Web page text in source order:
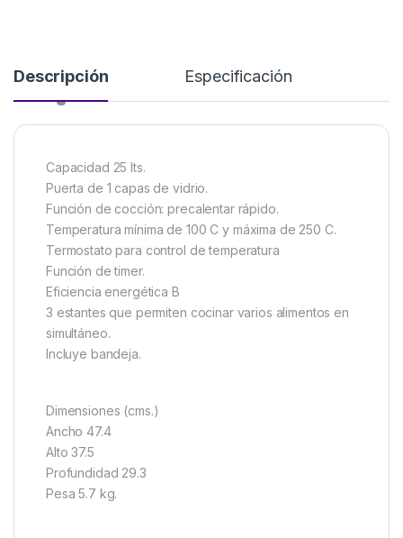
Descripción Especificación
Capacidad 25 lts.
Puerta de 1 capas de vidrio.
Función de cocción: precalentar rápido.
Temperatura mínima de 100 C y máxima de 250 C.
Termostato para control de temperatura
Función de timer.
Eficiencia energética B
3 estantes que permiten cocinar varios alimentos en
simultáneo.
Incluye bandeja.
Dimensiones (cms.)
Ancho 47.4
Alto 37.5
Profundidad 29.3
Pesa 5.7 kg.